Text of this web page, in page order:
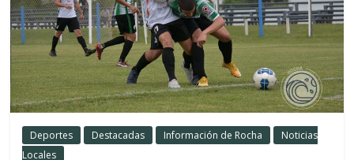
Deportes Destacadas Información de Rocha
Noticias
Locales